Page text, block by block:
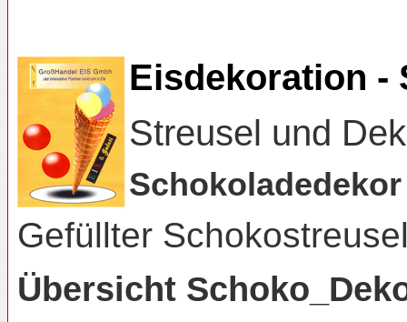
Eisdekoration -
Streusel und
Schokoladedekor
Gefüllter
Übersicht